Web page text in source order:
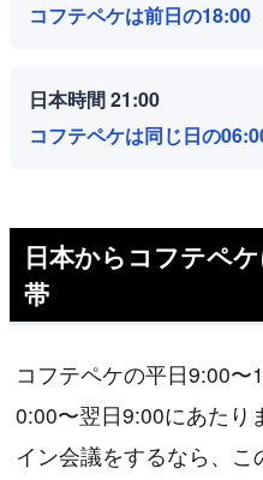
コフテペケは前日の18:00
日本時間 21:00
コフテペケは同じ日の
日本からコフテペ
帯
コフテペケの平日9:00〜
0:00〜翌日9:00にあたり
イン会議をするなら、